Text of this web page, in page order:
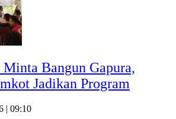
Bangun Gapura,
Jadikan Program
| 09:10